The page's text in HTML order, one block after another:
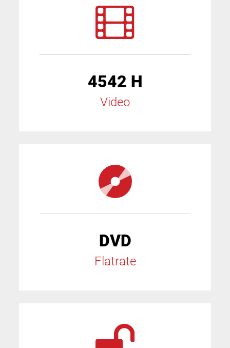
4542 H
Video
DVD
Flatrate